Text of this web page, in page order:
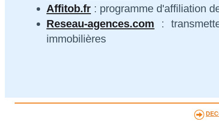
Affitob.fr : programme d'affiliation
Reseau-agences.com :
immobilières